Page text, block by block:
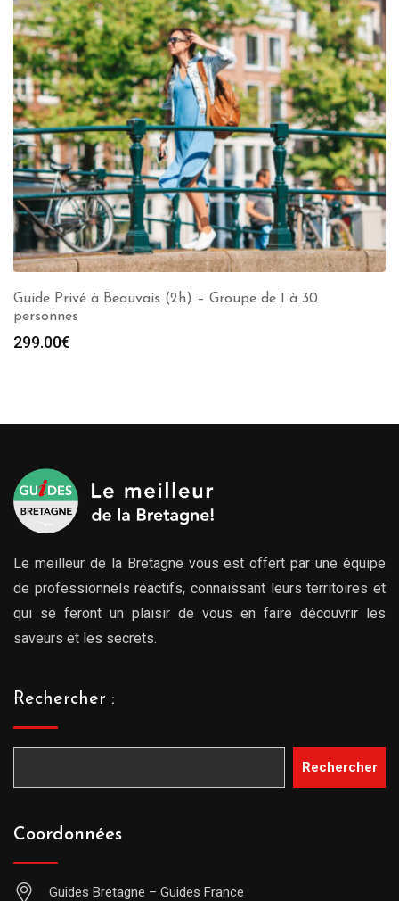
Guide Privé à Beauvais (2h) – Groupe de 1 à 30
personnes
299.00€
Le meilleur de la Bretagne vous est offert par une équipe
de professionnels réactifs, connaissant leurs territoires et
qui se feront un plaisir de vous en faire découvrir les
saveurs et les secrets.
Rechercher :
Rechercher
Coordonnées
Guides Bretagne – Guides France